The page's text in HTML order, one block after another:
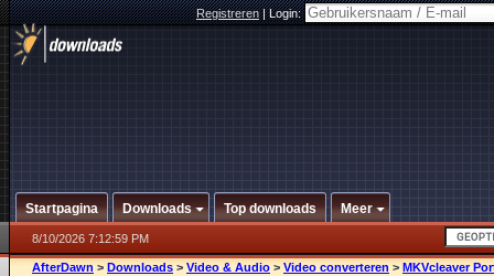
Registreren|Login:
Startpagina Downloads Top downloads Meer
8/10/2026 7:12:59 PM
AfterDawn > Downloads > Video & Audio > Video converteren > MKVcleaver